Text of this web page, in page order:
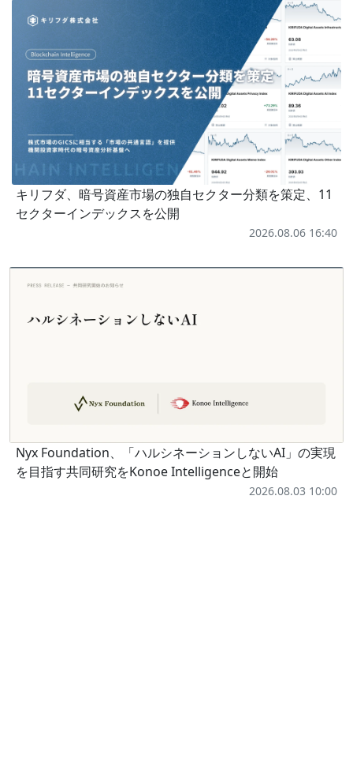
キリフダ、暗号資産市場の独自セクター分類を策定、11
セクターインデックスを公開
2026.08.06 16:40
Nyx Foundation、「ハルシネーションしないAI」の実現
を目指す共同研究をKonoe Intelligenceと開始
2026.08.03 10:00